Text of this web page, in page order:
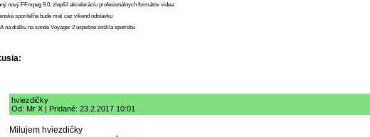
nový FFmpeg 9.0, zlepšil akceleráciu profesionálnych formátov videa
sporiteľňa bude mať cez víkend odstávku
na diaľku na sonde Voyager 2 úspešne znížila spotrebu
hviezdičky
Od: Mr X | Pridané: 23.2.2017 10:01
Milujem hviezdičky